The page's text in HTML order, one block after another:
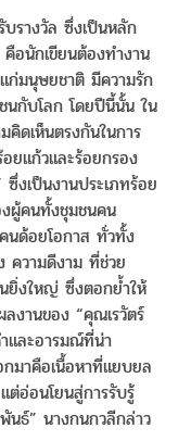
างวัล ซึ่งเป็นหลัก
อนักเขียนต้องทำงาน
ก่มนุษยชาติ มีความรัก
นกับโลก โดยปีนี้นั้น ใน
คิดเห็นตรงกันในการ
ยแก้วและร้อยกรอง
งเป็นงานประเภทร้อย
ผู้คนทั้งชุมชนคน
ด้อยโอกาส ทั่วทั้ง
ความดีงาม ที่ช่วย
ยิ่งใหญ่ ซึ่งตอกย้ำให้
งานของ “คุณเรวัตร์
และอารมณ์ที่น่า
มาคือเนื้อหาที่แยบยล
ต่อ่อนโยนสู่การรับรู้
นธ์” นางกนกวลีกล่าว